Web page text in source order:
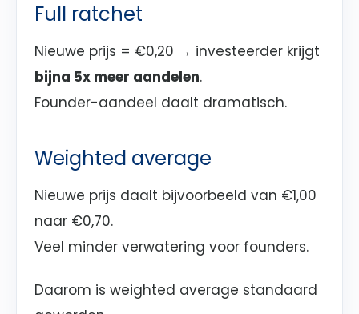
Full ratchet
Nieuwe prijs = €0,20 → investeerder krijgt
bijna 5x meer aandelen.
Founder-aandeel daalt dramatisch.
Weighted average
Nieuwe prijs daalt bijvoorbeeld van €1,00
naar €0,70.
Veel minder verwatering voor founders.
Daarom is weighted average standaard